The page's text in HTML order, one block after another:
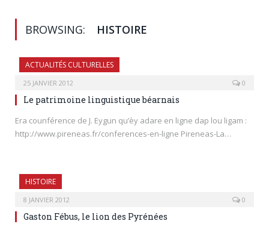
BROWSING: HISTOIRE
ACTUALITÉS CULTURELLES
25 JANVIER 2012 0
Le patrimoine linguistique béarnais
Era counférence de J. Eygun qu’èy adare en ligne dap lou ligam :
http://www.pireneas.fr/conferences-en-ligne Pireneas-La…
HISTOIRE
8 JANVIER 2012 0
Gaston Fébus, le lion des Pyrénées